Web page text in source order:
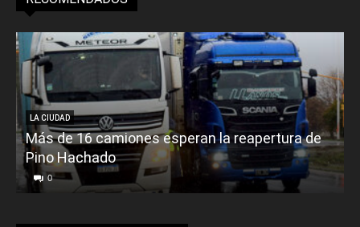
LA CIUDAD
Más de 16 camiones esperan la reapertura de
Pino Hachado
0